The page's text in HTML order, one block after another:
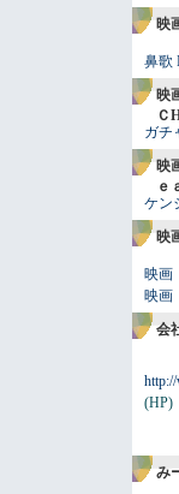
映
鼻歌
映
Ｃ
ガチ
映
ｅ
ケン
映
映画
映画
会
(HP)
み